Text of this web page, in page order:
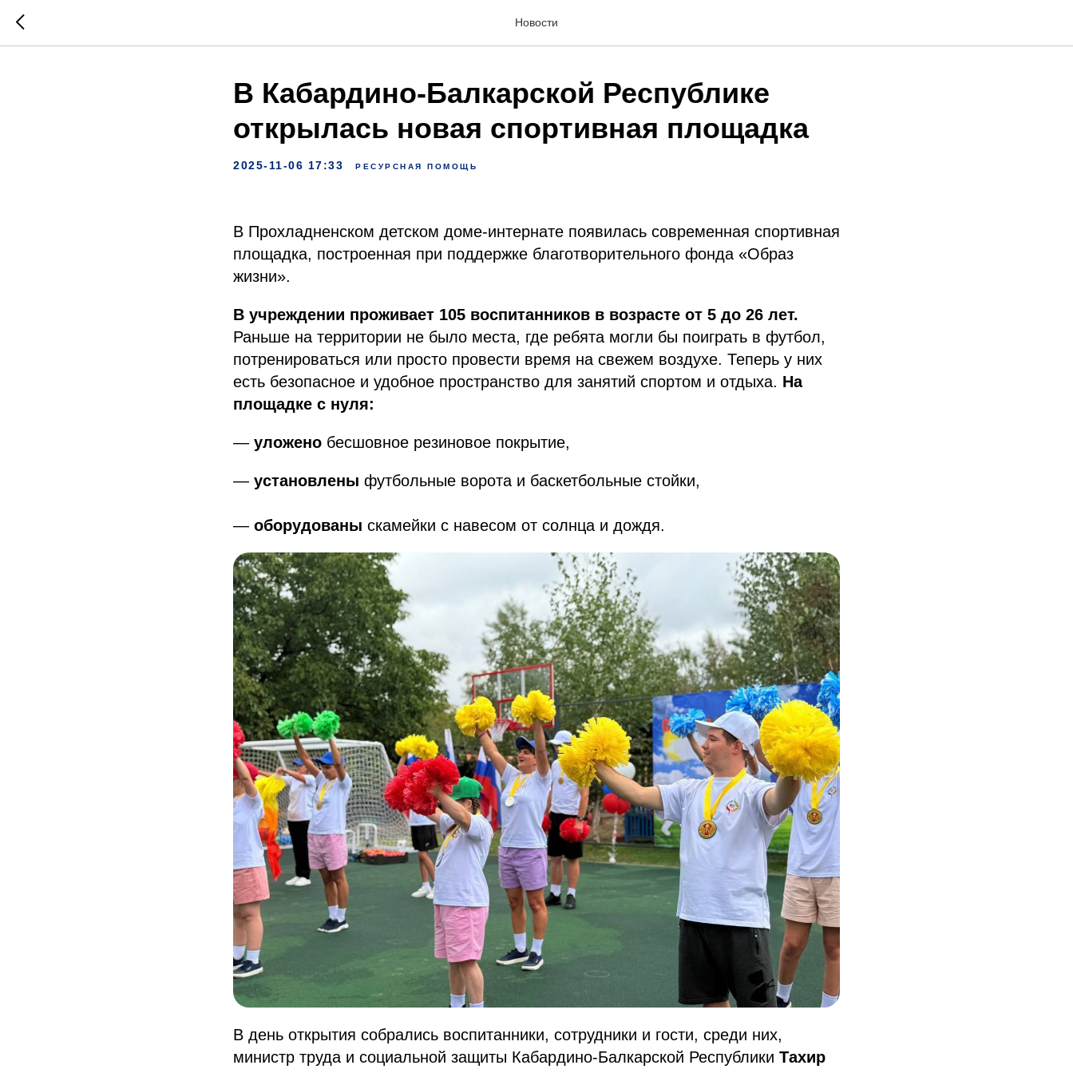
Новости
В Кабардино-Балкарской Республике
открылась новая спортивная площадка
2025-11-06 17:33 РЕСУРСНАЯ ПОМОЩЬ
В Прохладненском детском доме-интернате появилась современная спортивная
площадка, построенная при поддержке благотворительного фонда «Образ
жизни».
В учреждении проживает 105 воспитанников в возрасте от 5 до 26 лет.
Раньше на территории не было места, где ребята могли бы поиграть в футбол,
потренироваться или просто провести время на свежем воздухе. Теперь у них
есть безопасное и удобное пространство для занятий спортом и отдыха. На
площадке с нуля:
— уложено бесшовное резиновое покрытие,
— установлены футбольные ворота и баскетбольные стойки,
— оборудованы скамейки с навесом от солнца и дождя.
В день открытия собрались воспитанники, сотрудники и гости, среди них,
министр труда и социальной защиты Кабардино-Балкарской Республики Тахир